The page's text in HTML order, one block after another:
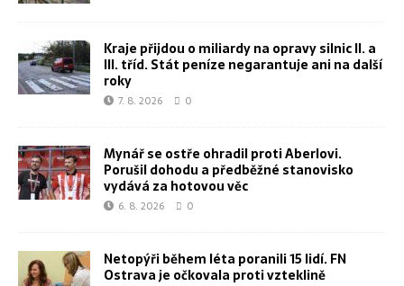
Kraje přijdou o miliardy na opravy silnic II. a
III. tříd. Stát peníze negarantuje ani na další
roky
7. 8. 2026 0
Mynář se ostře ohradil proti Aberlovi.
Porušil dohodu a předběžné stanovisko
vydává za hotovou věc
6. 8. 2026 0
Netopýři během léta poranili 15 lidí. FN
Ostrava je očkovala proti vzteklině